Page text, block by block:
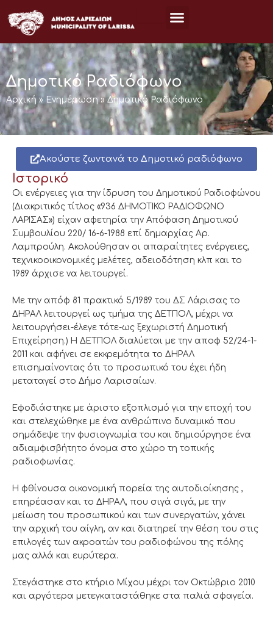
στο
περιεχόμενο
Δημοτικό Ραδιόφωνο
Αρχική » Ενημέρωση»Δημοτικό Ραδιόφωνο
Ακούστε ζωντανά το Δημοτικό ραδιόφωνο
Ιστορικό
Οι ενέργειες για την ίδρυση του Δημοτικού Ραδιοφώνου
(Διακριτικός τίτλος «936 ΔΗΜΟΤΙΚΟ ΡΑΔΙΟΦΩΝΟ
ΛΑΡΙΣΑΣ») είχαν αφετηρία την Απόφαση Δημοτικού
Συμβουλίου 220/ 16-6-1988 επί δημαρχίας Αρ.
Λαμπρούλη. Ακολούθησαν οι απαραίτητες ενέργειες,
τεχνικοοικονομικές μελέτες, αδειοδότηση κλπ και το
1989 άρχισε να λειτουργεί.
Με την απόφ 81 πρακτικό 5/1989 του ΔΣ Λάρισας το
ΔΗΡΑΛ λειτουργεί ως τμήμα της ΔΕΤΠΟΛ, μέχρι να
λειτουργήσει-έλεγε τότε-ως ξεχωριστή Δημοτική
Επιχείρηση.) Η ΔΕΤΠΟΛ διαλύεται με την αποφ 52/24-1-
2011 και αφήνει σε εκκρεμότητα το ΔΗΡΑΛ
επισημαίνοντας ότι το προσωπικό του έχει ήδη
μεταταγεί στο Δήμο Λαρισαίων.
Εφοδιάστηκε με άριστο εξοπλισμό για την εποχή του
και στελεχώθηκε με ένα ανθρώπινο δυναμικό που
σημάδεψε την φυσιογνωμία του και δημιούργησε ένα
αδιαμφισβήτητο όνομα στο χώρο τη τοπικής
ραδιοφωνίας.
Η φθίνουσα οικονομική πορεία της αυτοδιοίκησης ,
επηρέασαν και το ΔΗΡΑΛ, που σιγά σιγά, με την
μείωση του προσωπικού και των συνεργατών, χάνει
την αρχική του αίγλη, αν και διατηρεί την θέση του στις
επιλογές των ακροατών του ραδιοφώνου της πόλης
μας αλλά και ευρύτερα.
Στεγάστηκε στο κτήριο Μίχου μέχρι τον Οκτώβριο 2010
και αργότερα μετεγκαταστάθηκε στα παλιά σφαγεία.